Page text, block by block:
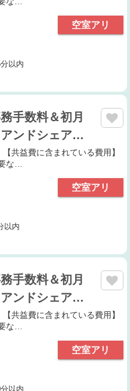
空室アリ
以内
手数料＆初月
ンドシェア…
共益費に含まれている費用】
な…
空室アリ
以内
手数料＆初月
ンドシェア…
共益費に含まれている費用】
な…
空室アリ
以内